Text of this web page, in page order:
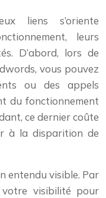
liens s’oriente
leurs
D’abord, lors de
vous pouvez
ou des appels
du fonctionnement
ce dernier coûte
à la disparition de
entendu visible. Par
visibilité pour